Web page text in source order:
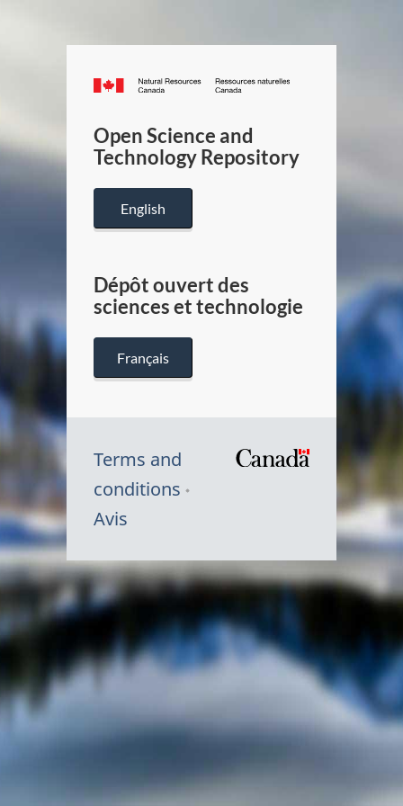
Canada.ca
/
Canada
Open Science and
Technology Repository
English
Dépôt ouvert des
sciences et technologie
Français
Terms and
conditions
Avis
Symbole
du
Canada